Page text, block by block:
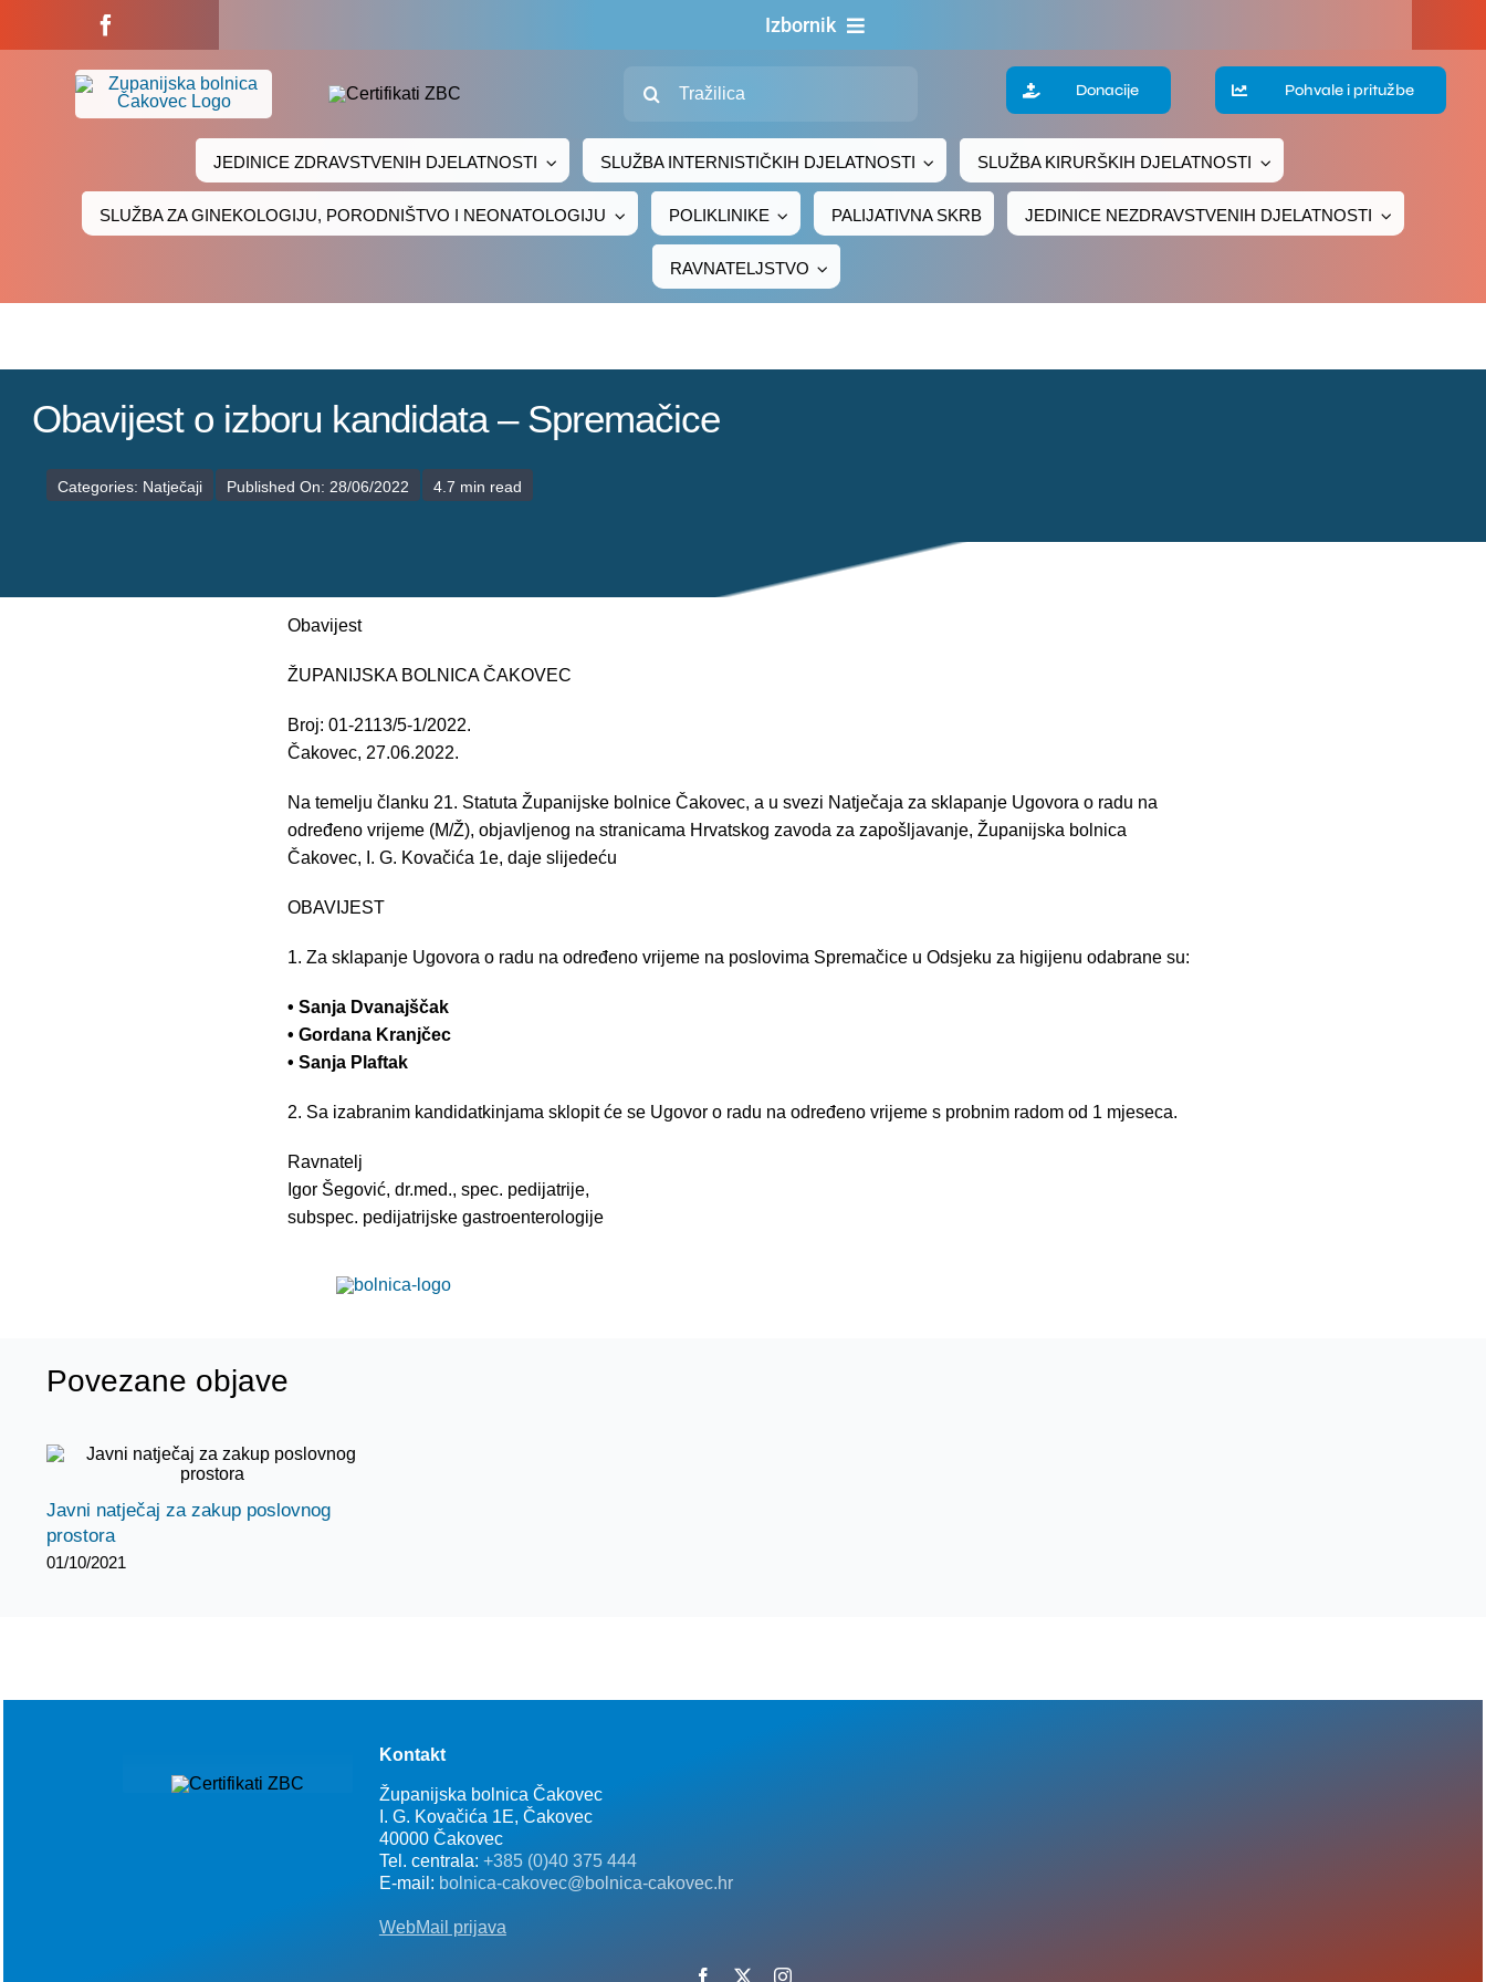
Izbornik
Za pacijente
Za djelatnike
Donacije Pohvale i pritužbe
JEDINICE ZDRAVSTVENIH DJELATNOSTI SLUŽBA INTERNISTIČKIH DJELATNOSTI SLUŽBA KIRURŠKIH DJELATNOSTI
SLUŽBA ZA GINEKOLOGIJU, PORODNIŠTVO I NEONATOLOGIJU POLIKLINIKE PALIJATIVNA SKRB JEDINICE NEZDRAVSTVENIH DJELATNOSTI
RAVNATELJSTVO
Obavijest o izboru kandidata – Spremačice
Categories: Natječaji Published On: 28/06/2022 4.7 min read
Obavijest
ŽUPANIJSKA BOLNICA ČAKOVEC
Broj: 01-2113/5-1/2022.
Čakovec, 27.06.2022.
Na temelju članku 21. Statuta Županijske bolnice Čakovec, a u svezi Natječaja za sklapanje Ugovora o radu na
određeno vrijeme (M/Ž), objavljenog na stranicama Hrvatskog zavoda za zapošljavanje, Županijska bolnica
Čakovec, I. G. Kovačića 1e, daje slijedeću
OBAVIJEST
1. Za sklapanje Ugovora o radu na određeno vrijeme na poslovima Spremačice u Odsjeku za higijenu odabrane su:
• Sanja Dvanajščak
• Gordana Kranjčec
• Sanja Plaftak
2. Sa izabranim kandidatkinjama sklopit će se Ugovor o radu na određeno vrijeme s probnim radom od 1 mjeseca.
Ravnatelj
Igor Šegović, dr.med., spec. pedijatrije,
subspec. pedijatrijske gastroenterologije
Povezane objave
Javni natječaj za zakup poslovnog
prostora
01/10/2021
Kontakt
Županijska bolnica Čakovec
I. G. Kovačića 1E, Čakovec
40000 Čakovec
Tel. centrala: +385 (0)40 375 444
E-mail: bolnica-cakovec@bolnica-cakovec.hr
WebMail prijava